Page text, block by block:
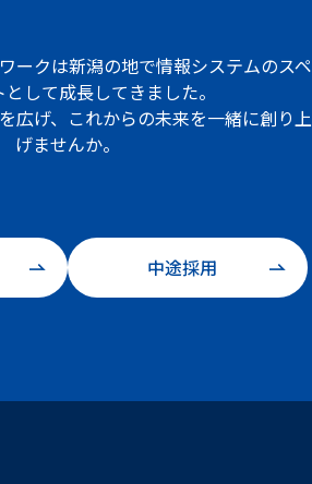
ークは新潟の地で情報システムのスペ
して成長してきました。
広げ、 これからの未来を一緒に創り上
げませんか。
中途採用